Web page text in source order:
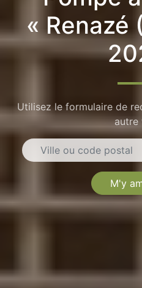
« Renazé
Utilisez le formulaire de
autre
M'y